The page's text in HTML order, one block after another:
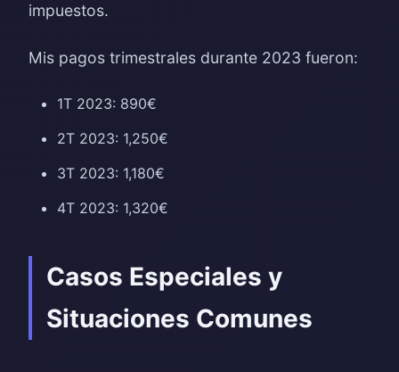
impuestos.
Mis pagos trimestrales durante 2023 fueron:
1T 2023: 890€
2T 2023: 1,250€
3T 2023: 1,180€
4T 2023: 1,320€
Casos Especiales y
Situaciones Comunes